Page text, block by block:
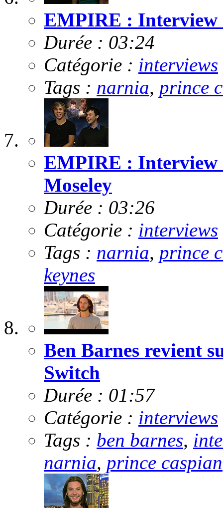
EMPIRE : Interview
Durée : 03:24
Catégorie : interviews
Tags : narnia, prince
EMPIRE : Interview
Moseley
Durée : 03:26
Catégorie : interviews
Tags : narnia, prince
keynes
Ben Barnes revient
Switch
Durée : 01:57
Catégorie : interviews
Tags : ben barnes,
narnia, prince caspian